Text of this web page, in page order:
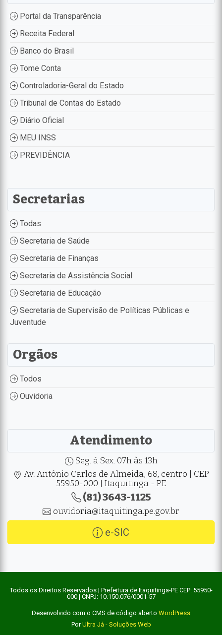
Portal da Transparência
Receita Federal
Banco do Brasil
Tome Conta
Controladoria-Geral do Estado
Tribunal de Contas do Estado
Diário Oficial
MEU INSS
PREVIDÊNCIA
Secretarias
Todas
Secretaria de Saúde
Secretaria de Finanças
Secretaria de Assistência Social
Secretaria de Educação
Secretaria de Supervisão de Políticas Públicas e
Juventude
Orgãos
Todos
Ouvidoria
Atendimento
Seg. à Sex. 07h às 13h
Av. Antônio Carlos de Almeida, 68, centro | CEP
55950-000 | Itaquitinga - PE
(81) 3643-1125
ouvidoria@itaquitinga.pe.gov.br
e-SIC
Todos os Direitos Reservados | Prefeitura de Itaquitinga-PE CEP: 55950-
000 | CNPJ: 10.150.076/0001-57
Desenvolvido com o CMS de código aberto WordPress
PorUltra Já - Soluções Web